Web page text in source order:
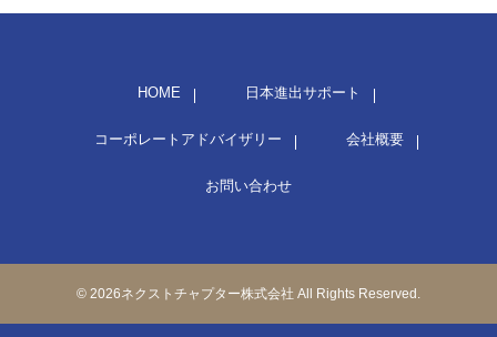
HOME 日本進出サポート
コーポレートアドバイザリー 会社概要
お問い合わせ
© 2026ネクストチャプター株式会社 All Rights Reserved.